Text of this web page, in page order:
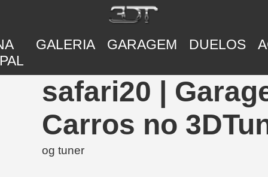
GALERIA GARAGEM DUELOS
safari20 |
Carros no
og tuner